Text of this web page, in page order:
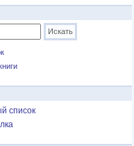
список